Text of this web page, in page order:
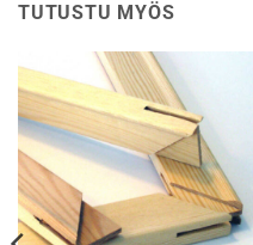
TUTUSTU MYÖS